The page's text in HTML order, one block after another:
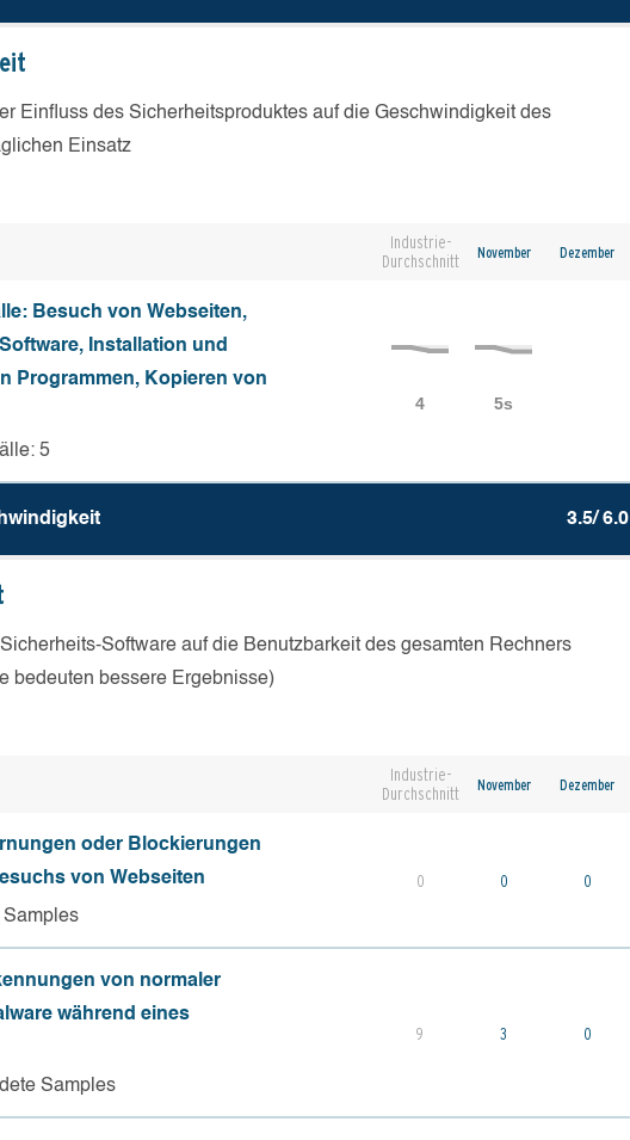
Einfluss des Sicherheitsproduktes auf die Geschwindigkeit des
Einsatz
Industrie-
Durchschnitt
November Dezember
Besuch von Webseiten,
Installation und
Programmen, Kopieren von
5
3.5/ 6.0
Software auf die Benutzbarkeit des gesamten Rechners
bedeuten bessere Ergebnisse)
Industrie-
Durchschnitt
November Dezember
oder Blockierungen
von Webseiten
0 0 0
von normaler
während eines
Samples
9 3 0